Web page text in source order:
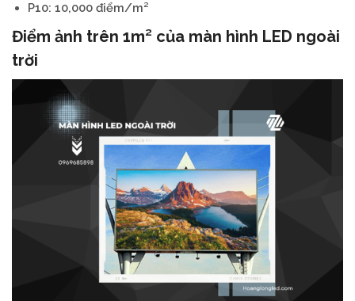
P10: 10,000 điểm/m²
Điểm ảnh trên 1m² của màn hình LED ngoài
trời